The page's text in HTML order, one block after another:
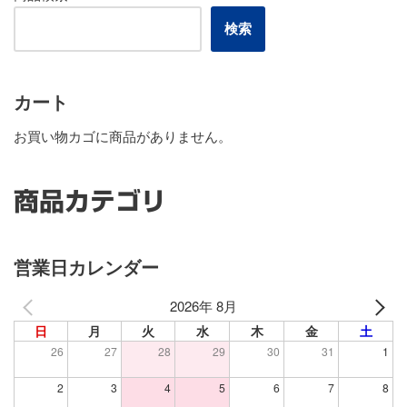
検索
カート
お買い物カゴに商品がありません。
商品カテゴリ
営業日カレンダー
2026年 8月
日 月 火 水 木 金 土
26 27 28 29 30 31 1
2 3 4 5 6 7 8